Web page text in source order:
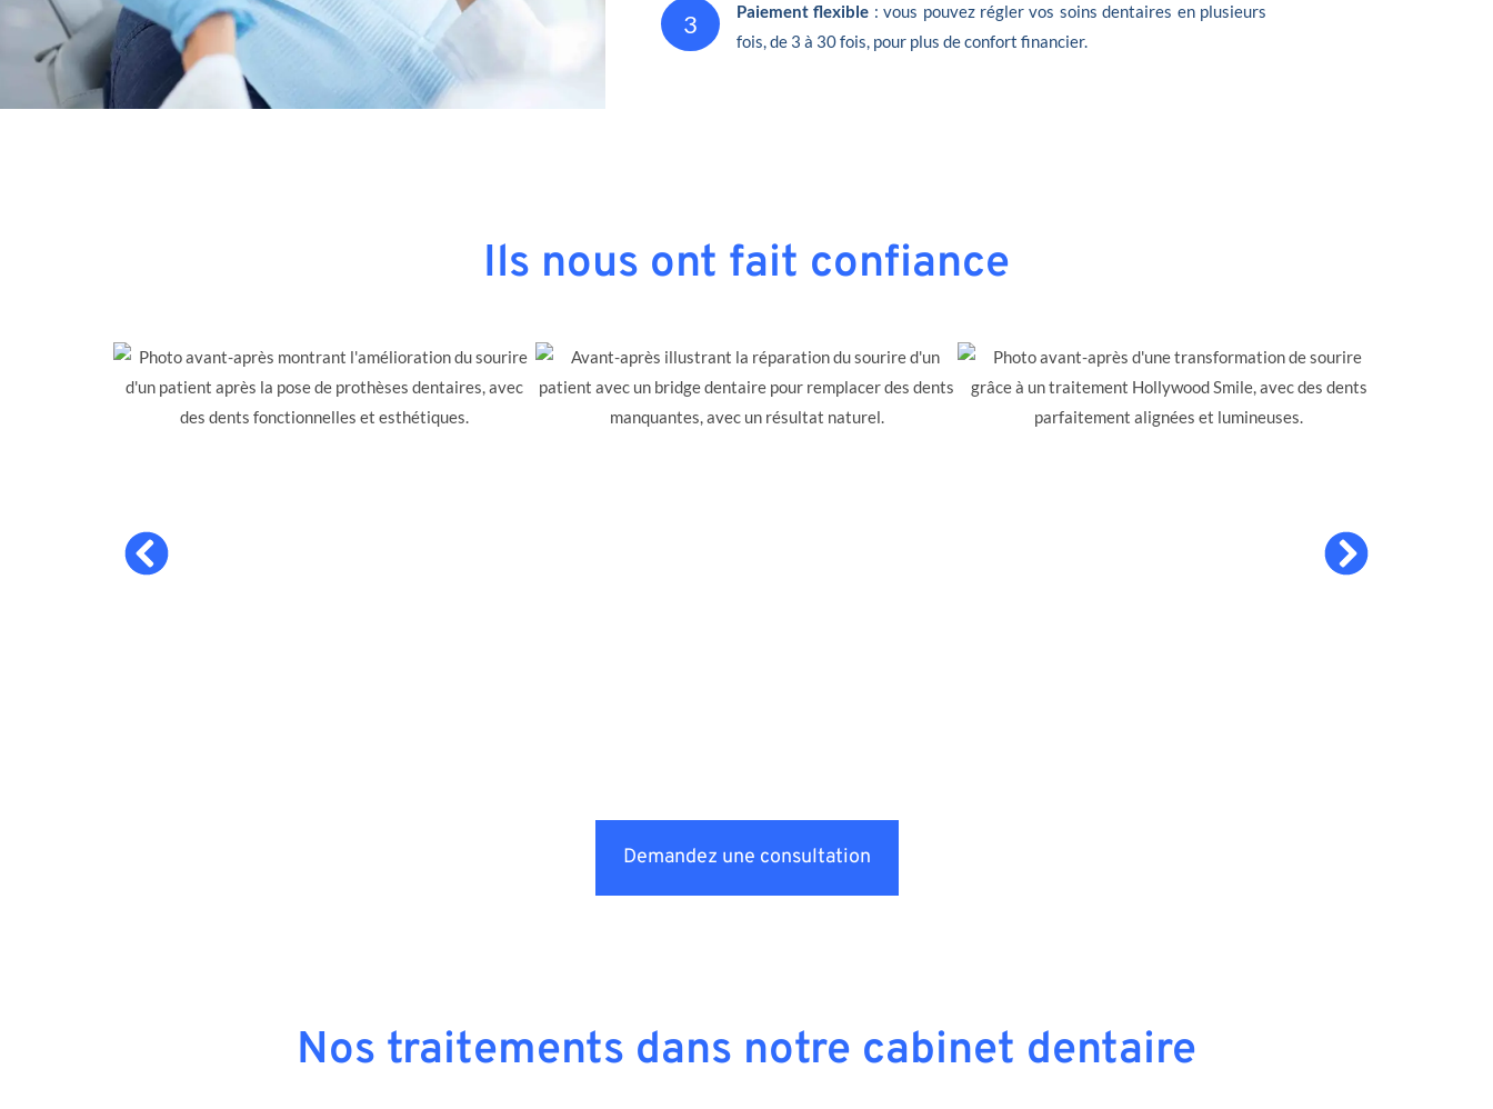
3 Paiement flexible : vous pouvez régler vos soins dentaires en plusieurs
fois, de 3 à 30 fois, pour plus de confort financier.
Ils nous ont fait confiance
Demandez une consultation
Nos traitements dans notre cabinet dentaire